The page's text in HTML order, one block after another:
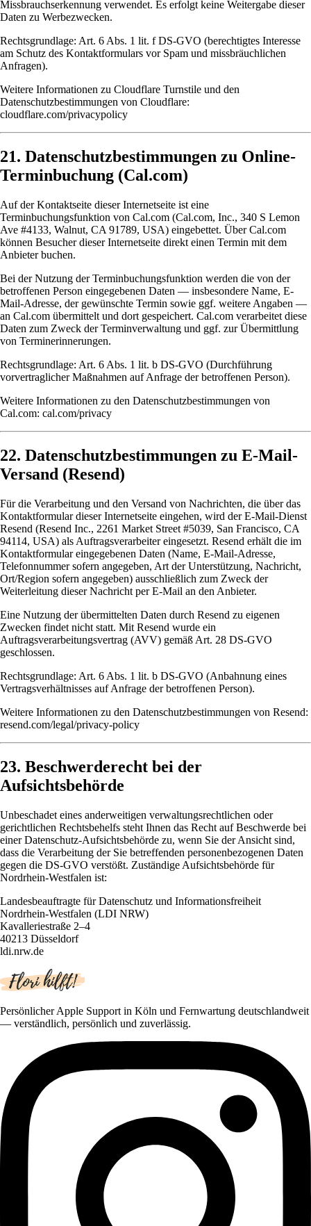
Missbrauchserkennung verwendet. Es erfolgt keine Weitergabe dieser
Daten zu Werbezwecken.
Rechtsgrundlage: Art. 6 Abs. 1 lit. f DS-GVO (berechtigtes Interesse
am Schutz des Kontaktformulars vor Spam und missbräuchlichen
Anfragen).
Weitere Informationen zu Cloudflare Turnstile und den
Datenschutzbestimmungen von Cloudflare:
cloudflare.com/privacypolicy
21. Datenschutzbestimmungen zu Online-
Terminbuchung (Cal.com)
Auf der Kontaktseite dieser Internetseite ist eine
Terminbuchungsfunktion von Cal.com (Cal.com, Inc., 340 S Lemon
Ave #4133, Walnut, CA 91789, USA) eingebettet. Über Cal.com
können Besucher dieser Internetseite direkt einen Termin mit dem
Anbieter buchen.
Bei der Nutzung der Terminbuchungsfunktion werden die von der
betroffenen Person eingegebenen Daten — insbesondere Name, E-
Mail-Adresse, der gewünschte Termin sowie ggf. weitere Angaben —
an Cal.com übermittelt und dort gespeichert. Cal.com verarbeitet diese
Daten zum Zweck der Terminverwaltung und ggf. zur Übermittlung
von Terminerinnerungen.
Rechtsgrundlage: Art. 6 Abs. 1 lit. b DS-GVO (Durchführung
vorvertraglicher Maßnahmen auf Anfrage der betroffenen Person).
Weitere Informationen zu den Datenschutzbestimmungen von
Cal.com: cal.com/privacy
22. Datenschutzbestimmungen zu E-Mail-
Versand (Resend)
Für die Verarbeitung und den Versand von Nachrichten, die über das
Kontaktformular dieser Internetseite eingehen, wird der E-Mail-Dienst
Resend (Resend Inc., 2261 Market Street #5039, San Francisco, CA
94114, USA) als Auftragsverarbeiter eingesetzt. Resend erhält die im
Kontaktformular eingegebenen Daten (Name, E-Mail-Adresse,
Telefonnummer sofern angegeben, Art der Unterstützung, Nachricht,
Ort/Region sofern angegeben) ausschließlich zum Zweck der
Weiterleitung dieser Nachricht per E-Mail an den Anbieter.
Eine Nutzung der übermittelten Daten durch Resend zu eigenen
Zwecken findet nicht statt. Mit Resend wurde ein
Auftragsverarbeitungsvertrag (AVV) gemäß Art. 28 DS-GVO
geschlossen.
Rechtsgrundlage: Art. 6 Abs. 1 lit. b DS-GVO (Anbahnung eines
Vertragsverhältnisses auf Anfrage der betroffenen Person).
Weitere Informationen zu den Datenschutzbestimmungen von Resend:
resend.com/legal/privacy-policy
23. Beschwerderecht bei der
Aufsichtsbehörde
Unbeschadet eines anderweitigen verwaltungsrechtlichen oder
gerichtlichen Rechtsbehelfs steht Ihnen das Recht auf Beschwerde bei
einer Datenschutz-Aufsichtsbehörde zu, wenn Sie der Ansicht sind,
dass die Verarbeitung der Sie betreffenden personenbezogenen Daten
gegen die DS-GVO verstößt. Zuständige Aufsichtsbehörde für
Nordrhein-Westfalen ist:
Landesbeauftragte für Datenschutz und Informationsfreiheit
Nordrhein-Westfalen (LDI NRW)
Kavalleriestraße 2–4
40213 Düsseldorf
ldi.nrw.de
Persönlicher Apple Support in Köln und Fernwartung deutschlandweit
— verständlich, persönlich und zuverlässig.